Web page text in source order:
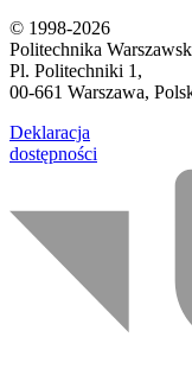
© 1998-2026
Politechnika
Pl. Politechniki 1,
00-661 Warszawa,
Deklaracja
dostępności